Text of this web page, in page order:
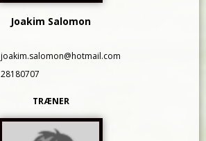
Joakim Salomon
joakim.salomon@hotmail.com
28180707
TRÆNER